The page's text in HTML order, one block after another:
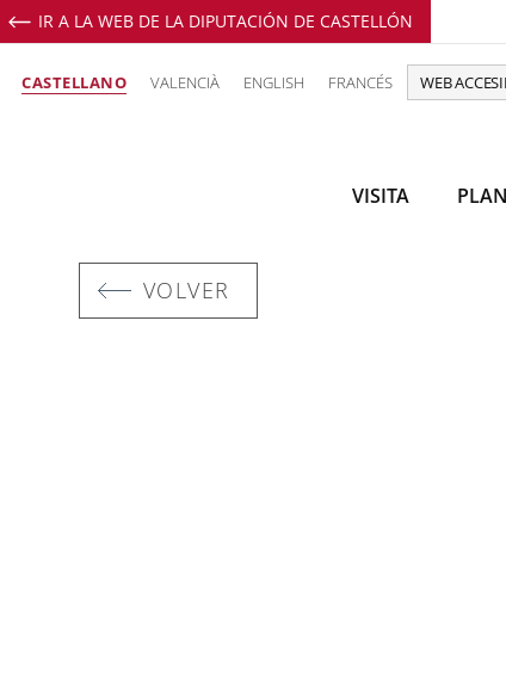
IR A LA WEB DE LA DIPUTACIÓN DE CASTELLÓN
CASTELLANO VALENCIÀ ENGLISH FRANCÉS WEB
VISITA
VOLVER